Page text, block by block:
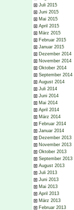
Juli 2015
Juni 2015
Mai 2015
April 2015
März 2015
Februar 2015
Januar 2015
Dezember 2014
November 2014
Oktober 2014
September 2014
August 2014
Juli 2014
Juni 2014
Mai 2014
April 2014
März 2014
Februar 2014
Januar 2014
Dezember 2013
November 2013
Oktober 2013
September 2013
August 2013
Juli 2013
Juni 2013
Mai 2013
April 2013
März 2013
Februar 2013